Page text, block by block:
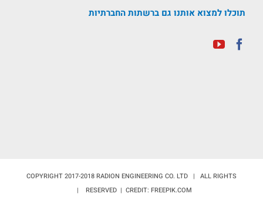
תוכלו למצוא אותנו גם ברשתות החברתיות
COPYRIGHT 2017-2018 RADION ENGINEERING CO. LTD | ALL RIGHTS
RESERVED | CREDIT: FREEPIK.COM |